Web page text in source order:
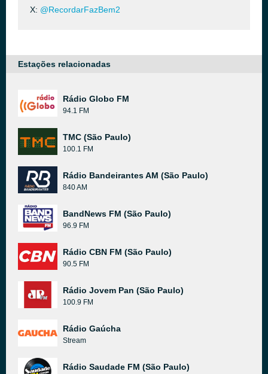
X: @RecordarFazBem2
Estações relacionadas
Rádio Globo FM
94.1 FM
TMC (São Paulo)
100.1 FM
Rádio Bandeirantes AM (São Paulo)
840 AM
BandNews FM (São Paulo)
96.9 FM
Rádio CBN FM (São Paulo)
90.5 FM
Rádio Jovem Pan (São Paulo)
100.9 FM
Rádio Gaúcha
Stream
Rádio Saudade FM (São Paulo)